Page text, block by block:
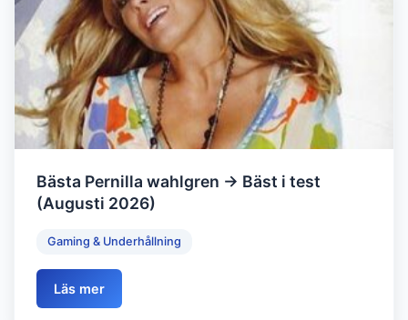
Bästa Pernilla wahlgren → Bäst i test
(Augusti 2026)
Gaming & Underhållning
Läs mer